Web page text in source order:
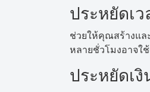
ประหยัดเว
ช่วยให้คุณสร้างแล
หลายชั่วโมงอาจใ
ประหยัดเงิ